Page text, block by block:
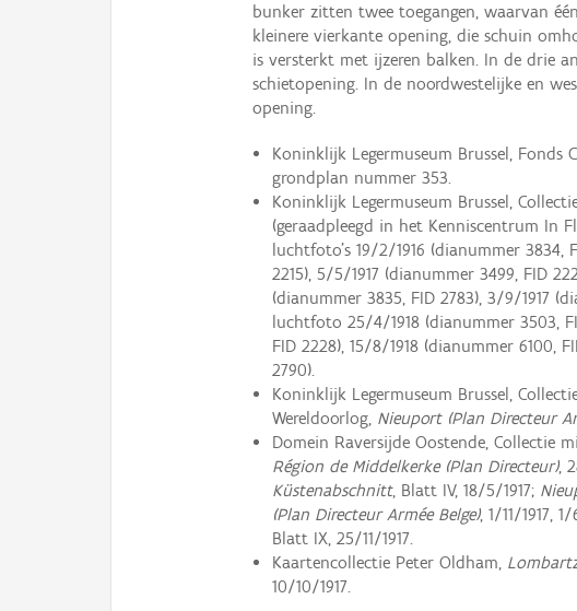
bunker zitten twee toegangen, waarvan
kleinere vierkante opening, die schuin
is versterkt met ijzeren balken. In de drie
schietopening. In de noordwestelijke en
opening.
Koninklijk Legermuseum Brussel, Fonds
grondplan nummer 353.
Koninklijk Legermuseum Brussel,
(geraadpleegd in het Kenniscentrum In
luchtfoto’s 19/2/1916 (dianummer 3834,
2215), 5/5/1917 (dianummer 3499, FID
(dianummer 3835, FID 2783), 3/9/1917
luchtfoto 25/4/1918 (dianummer 3503,
FID 2228), 15/8/1918 (dianummer 6100,
2790).
Koninklijk Legermuseum Brussel,
Wereldoorlog, Nieuport (Plan Directeur
Domein Raversijde Oostende, Collectie
Région de Middelkerke (Plan Directeur),
Küstenabschnitt, Blatt IV, 18/5/1917;
(Plan Directeur Armée Belge), 1/11/1917,
Blatt IX, 25/11/1917.
Kaartencollectie Peter Oldham,
10/10/1917.